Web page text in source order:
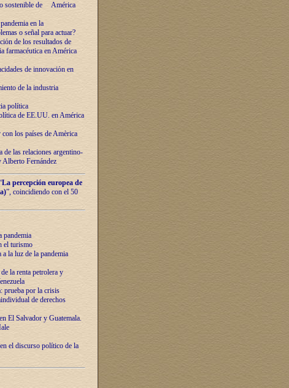
sostenible de América
en la
o señal para actuar?
de los resultados de
farmacéutica en América
de innovaciόn en
de la industria
política
de EE.UU. en América
los países de Amèrica
las relaciones argentino-
Alberto Fernández
La percepción europea de
”, coincidiendo con el 50
pandemia
el turismo
la luz de la pandemia
la renta petrolera y
prueba por la crisis
de derechos
El Salvador y Guatemala.
el discurso político de la